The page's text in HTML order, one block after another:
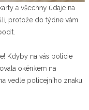
a všechny údaje na
protože do týdne vám
Kdyby na vás policie
okénkem na
vedle policejního znaku.